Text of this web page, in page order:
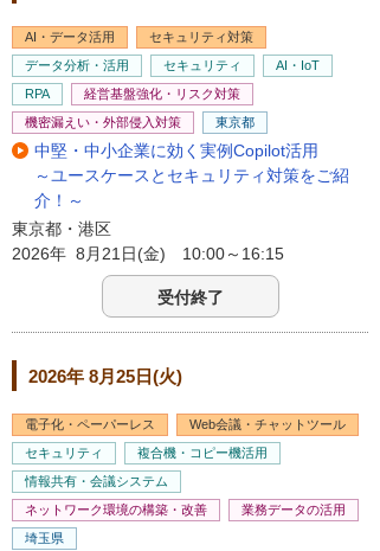
AI・データ活用
セキュリティ対策
データ分析・活用
セキュリティ
AI・IoT
RPA
経営基盤強化・リスク対策
機密漏えい・外部侵入対策
東京都
中堅・中小企業に効く実例Copilot活用
～ユースケースとセキュリティ対策をご紹
介！～
東京都・港区
2026年 8月21日(金) 10:00～16:15
受付終了
2026年 8月25日(火)
電子化・ペーパーレス
Web会議・チャットツール
セキュリティ
複合機・コピー機活用
情報共有・会議システム
ネットワーク環境の構築・改善
業務データの活用
埼玉県